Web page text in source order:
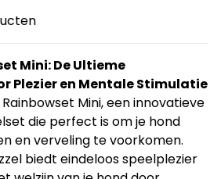
Mini: De Ultieme
Plezier en Mentale Stimulatie
Mini, een innovatieve
die perfect is om je hond
en verveling te voorkomen.
biedt eindeloos speelplezier